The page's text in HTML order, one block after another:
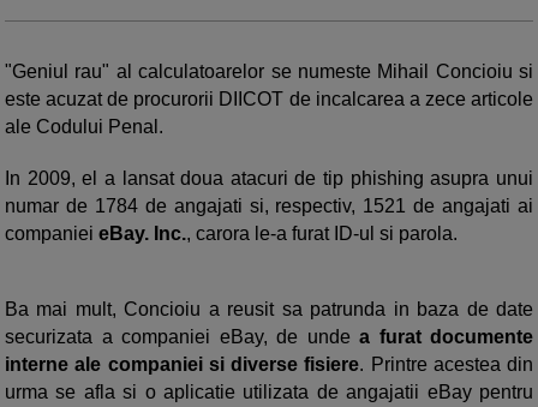
"Geniul rau" al calculatoarelor se numeste Mihail Concioiu si
este acuzat de procurorii DIICOT de incalcarea a zece articole
ale Codului Penal.
In 2009, el a lansat doua atacuri de tip phishing asupra unui
numar de 1784 de angajati si, respectiv, 1521 de angajati ai
companiei eBay. Inc., carora le-a furat ID-ul si parola.
Ba mai mult, Concioiu a reusit sa patrunda in baza de date
securizata a companiei eBay, de unde a furat documente
interne ale companiei si diverse fisiere. Printre acestea din
urma se afla si o aplicatie utilizata de angajatii eBay pentru